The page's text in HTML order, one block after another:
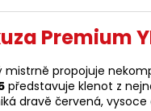
Premium
propojuje
představuje klenot z
dravě červená,